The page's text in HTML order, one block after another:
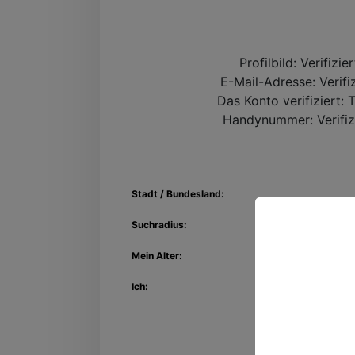
Profilbild:
E-Mail-Adresse:
Das Konto verifiziert:
Handynummer:
Stadt / Bundesland:
Suchradius:
Mein Alter:
Ich: